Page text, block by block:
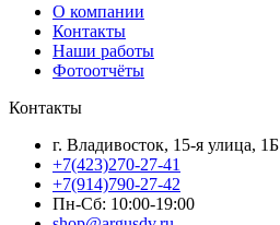
О компании
Контакты
Наши работы
Фотоотчёты
Контакты
г. Владивосток, 15-я улица, 1Б
+7(423)270-27-41
+7(914)790-27-42
Пн-Сб: 10:00-19:00